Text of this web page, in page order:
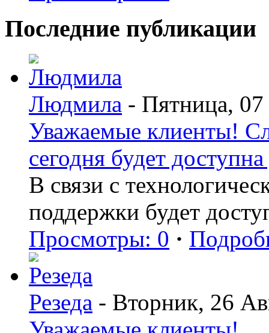
Последние публикации
Людмила - Пятница, 07
Уважаемые клиенты!
сегодня будет
В связи с
поддержки будет
Просмотры: 0 ·
Резеда - Вторник, 26